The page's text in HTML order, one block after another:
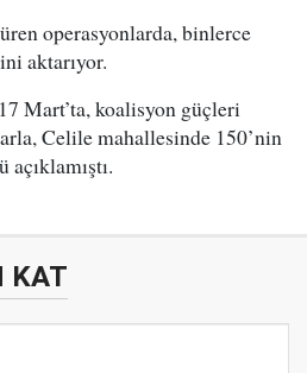
operasyonlarda, binlerce
aktarıyor.
Mart’ta, koalisyon güçleri
Celile mahallesinde 150’nin
KAT